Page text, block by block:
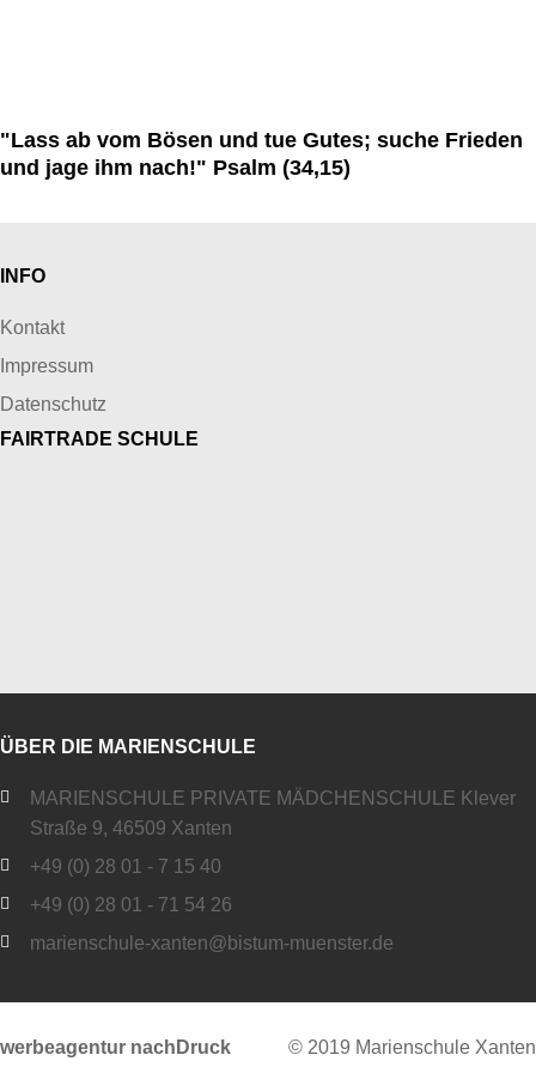
"Lass ab vom Bösen und tue Gutes; suche Frieden
und jage ihm nach!" Psalm (34,15)
INFO
Kontakt
Impressum
Datenschutz
FAIRTRADE SCHULE
ÜBER DIE MARIENSCHULE
MARIENSCHULE PRIVATE MÄDCHENSCHULE Klever
Straße 9, 46509 Xanten
+49 (0) 28 01 - 7 15 40
+49 (0) 28 01 - 71 54 26
marienschule-xanten@bistum-muenster.de
werbeagentur nachDruck © 2019 Marienschule Xanten